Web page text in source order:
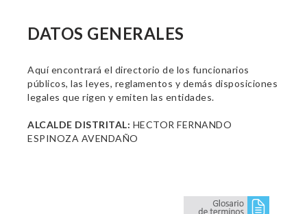
DATOS GENERALES
Aquí encontrará el directorio de los funcionarios
públicos, las leyes, reglamentos y demás disposiciones
legales que rigen y emiten las entidades.
ALCALDE DISTRITAL: HECTOR FERNANDO
ESPINOZA AVENDAÑO